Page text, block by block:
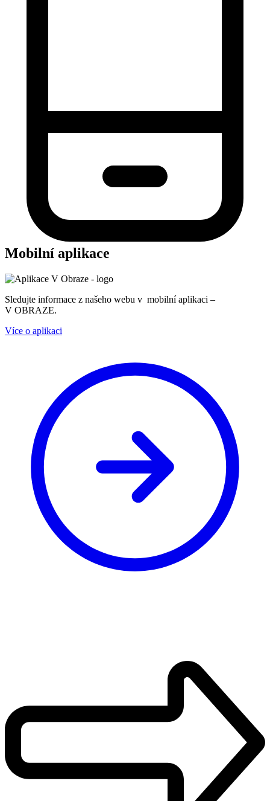
Mobilní aplikace
Sledujte informace z našeho webu v mobilní aplikaci –
V OBRAZE.
Více o aplikaci